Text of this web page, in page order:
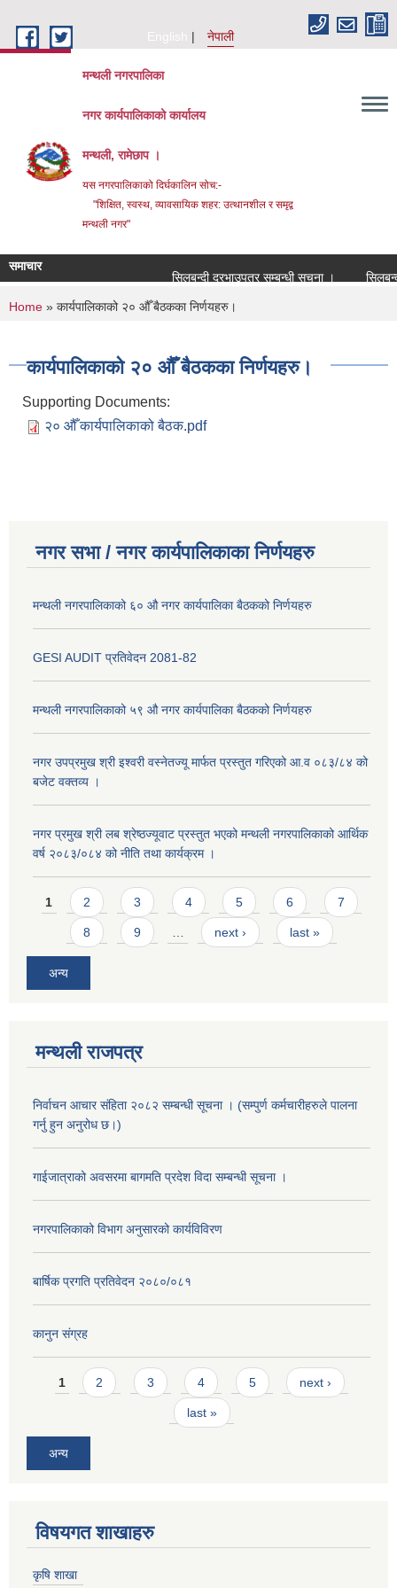
English
नेपाली
मन्थली नगरपालिका
नगर कार्यपालिकाको कार्यालय
मन्थली, रामेछाप ।
यस नगरपालिकाको दिर्घकालिन सोच:-
"शिक्षित, स्वस्थ, व्यावसायिक शहर: उत्थानशील र समृद्व
मन्थली नगर"
समाचार
सिलबन्दी दरभाउपत्र सम्बन्धी सूचना ।
सिलबन्दी
You are here
Home » कार्यपालिकाको २० औँ बैठकका निर्णयहरु।
कार्यपालिकाको २० औँ बैठकका निर्णयहरु।
Supporting Documents:
२० औँ कार्यपालिकाको बैठक.pdf
नगर सभा / नगर कार्यपालिकाका निर्णयहरु
मन्थली नगरपालिकाको ६० औ नगर कार्यपालिका बैठकको निर्णयहरु
GESI AUDIT प्रतिवेदन 2081-82
मन्थली नगरपालिकाको ५९ औ नगर कार्यपालिका बैठकको निर्णयहरु
नगर उपप्रमुख श्री इश्वरी वस्नेतज्यू मार्फत प्रस्तुत गरिएको आ.व ०८३/८४ को
बजेट वक्तव्य ।
नगर प्रमुख श्री लब श्रेष्ठज्यूवाट प्रस्तुत भएको मन्थली नगरपालिकाको आर्थिक
वर्ष २०८३/०८४ को नीति तथा कार्यक्रम ।
Pages
1 2 3 4 5 6 7
8 9 next › last »
अन्य
मन्थली राजपत्र
निर्वाचन आचार संहिता २०८२ सम्बन्धी सूचना । (सम्पुर्ण कर्मचारीहरुले पालना
गर्नु हुन अनुरोध छ।)
गाईजात्राको अवसरमा बागमति प्रदेश विदा सम्बन्धी सूचना ।
नगरपालिकाको विभाग अनुसारको कार्यविविरण
बार्षिक प्रगति प्रतिवेदन २०८०/०८१
कानुन संग्रह
Pages
1 2 3 4 5 next ›
last »
अन्य
विषयगत शाखाहरु
कृषि शाखा